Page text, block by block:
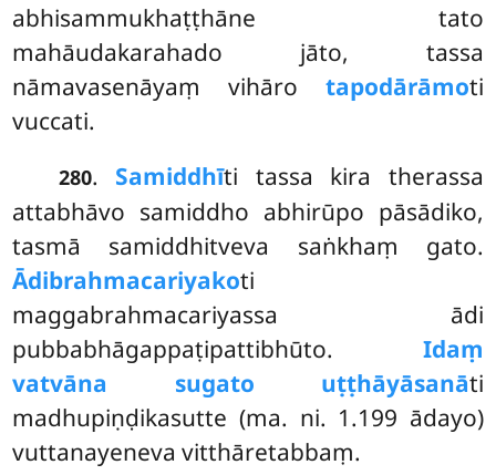
abhisammukhaṭṭhāne tato
mahāudakarahado jāto, tassa
nāmavasenāyaṃ vihāro tapodārāmoti
vuccati.
280. Samiddhīti tassa kira therassa
attabhāvo samiddho abhirūpo pāsādiko,
tasmā samiddhitveva saṅkhaṃ gato.
Ādibrahmacariyakoti
maggabrahmacariyassa ādi
pubbabhāgappaṭipattibhūto. Idaṃ
vatvāna sugato uṭṭhāyāsanāti
madhupiṇḍikasutte (ma. ni. 1.199 ādayo)
vuttanayeneva vitthāretabbaṃ.